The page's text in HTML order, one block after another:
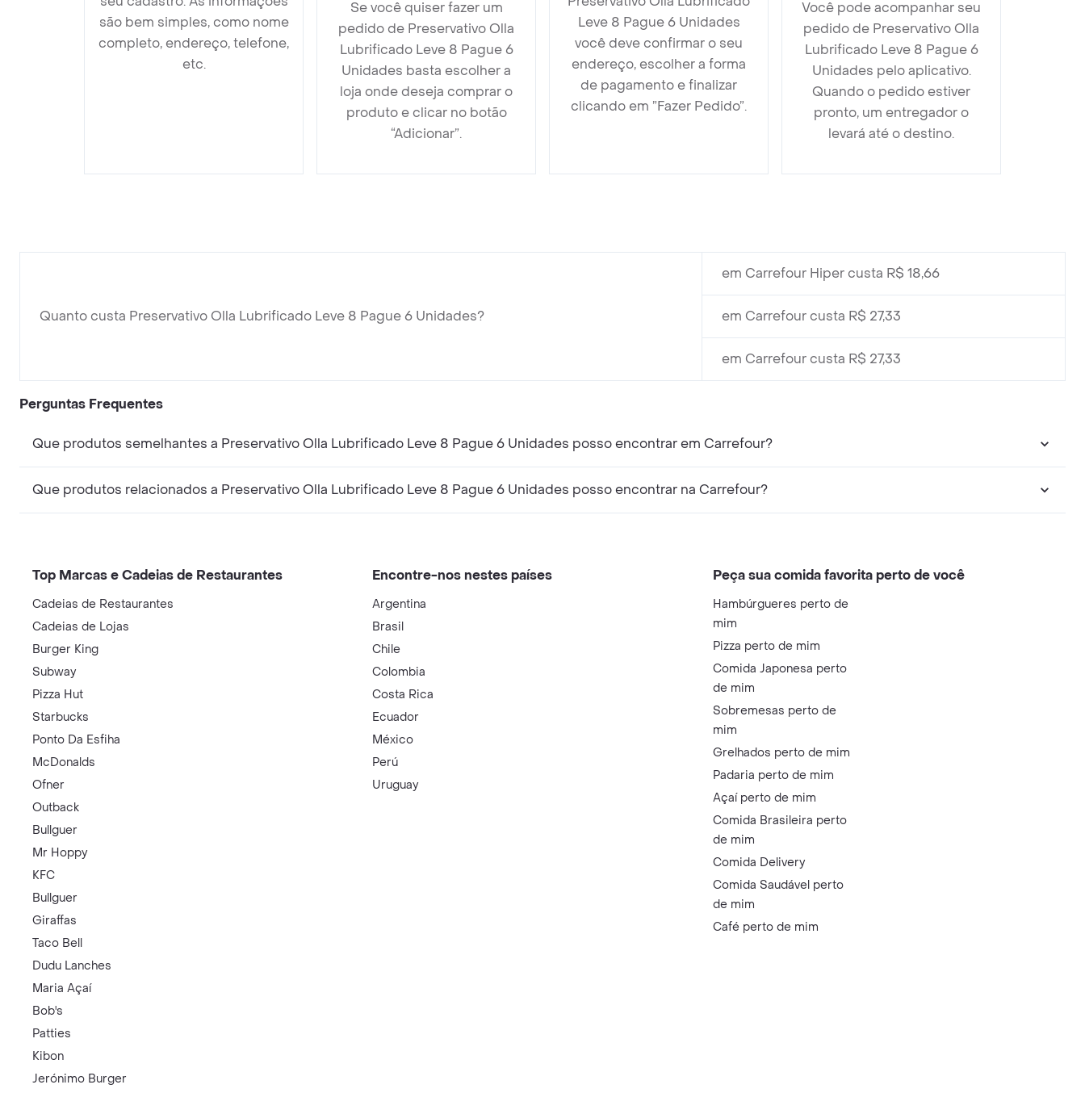
são bem simples, como nome
completo, endereço, telefone,
etc.
Se você quiser fazer um
pedido de Preservativo Olla
Lubrificado Leve 8 Pague 6
Unidades basta escolher a
loja onde deseja comprar o
produto e clicar no botão
“Adicionar”.
Leve 8 Pague 6 Unidades
você deve confirmar o seu
endereço, escolher a forma
de pagamento e finalizar
clicando em ”Fazer Pedido”.
Você pode acompanhar seu
pedido de Preservativo Olla
Lubrificado Leve 8 Pague 6
Unidades pelo aplicativo.
Quando o pedido estiver
pronto, um entregador o
levará até o destino.
Quanto custa Preservativo Olla Lubrificado Leve 8 Pague 6 Unidades?
em Carrefour Hiper custa R$ 18,66
em Carrefour custa R$ 27,33
em Carrefour custa R$ 27,33
Perguntas Frequentes
Que produtos semelhantes a Preservativo Olla Lubrificado Leve 8 Pague 6 Unidades posso encontrar em Carrefour?
Que produtos relacionados a Preservativo Olla Lubrificado Leve 8 Pague 6 Unidades posso encontrar na Carrefour?
Top Marcas e Cadeias de Restaurantes
Cadeias de Restaurantes
Cadeias de Lojas
Burger King
Subway
Pizza Hut
Starbucks
Ponto Da Esfiha
McDonalds
Ofner
Outback
Bullguer
Mr Hoppy
KFC
Bullguer
Giraffas
Taco Bell
Dudu Lanches
Maria Açaí
Bob's
Patties
Kibon
Jerónimo Burger
Encontre-nos nestes países
Argentina
Brasil
Chile
Colombia
Costa Rica
Ecuador
México
Perú
Uruguay
Peça sua comida favorita perto de você
Hambúrgueres perto de
mim
Pizza perto de mim
Comida Japonesa perto
de mim
Sobremesas perto de
mim
Grelhados perto de mim
Padaria perto de mim
Açaí perto de mim
Comida Brasileira perto
de mim
Comida Delivery
Comida Saudável perto
de mim
Café perto de mim